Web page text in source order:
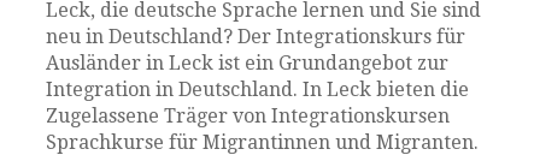
Leck, die deutsche Sprache lernen und Sie sind
neu in Deutschland? Der Integrationskurs für
Ausländer in Leck ist ein Grundangebot zur
Integration in Deutschland. In Leck bieten die
Zugelassene Träger von Integrationskursen
Sprachkurse für Migrantinnen und Migranten.